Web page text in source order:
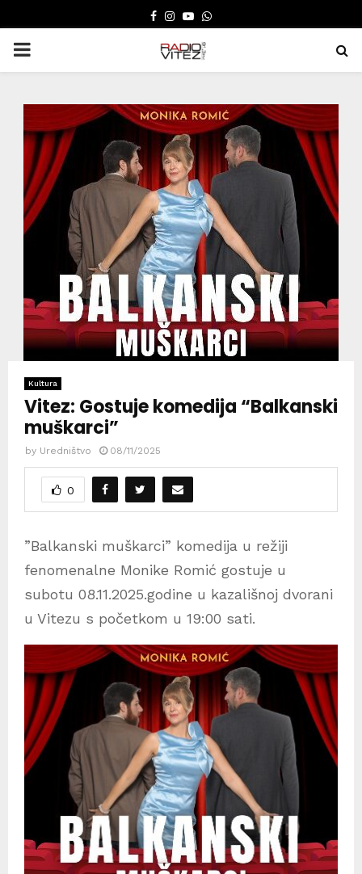
FACEBOOK
INSTAGRAM
YOUTUBE
WHATSAPP
PRIMARY
Kultura
Vitez: Gostuje komedija “Balkanski
muškarci”
by Uredništvo 08/11/2025
0
”Balkanski muškarci” komedija u režiji
fenomenalne Monike Romić gostuje u
subotu 08.11.2025.godine u kazališnoj dvorani
u Vitezu s početkom u 19:00 sati.